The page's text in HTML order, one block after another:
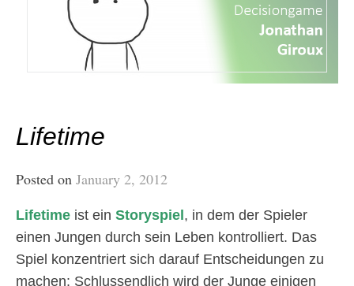
Lifetime
Posted on January 2, 2012
Lifetime ist ein Storyspiel , in dem der Spieler
einen Jungen durch sein Leben kontrolliert. Das
Spiel konzentriert sich darauf Entscheidungen zu
machen: Schlussendlich wird der Junge einigen